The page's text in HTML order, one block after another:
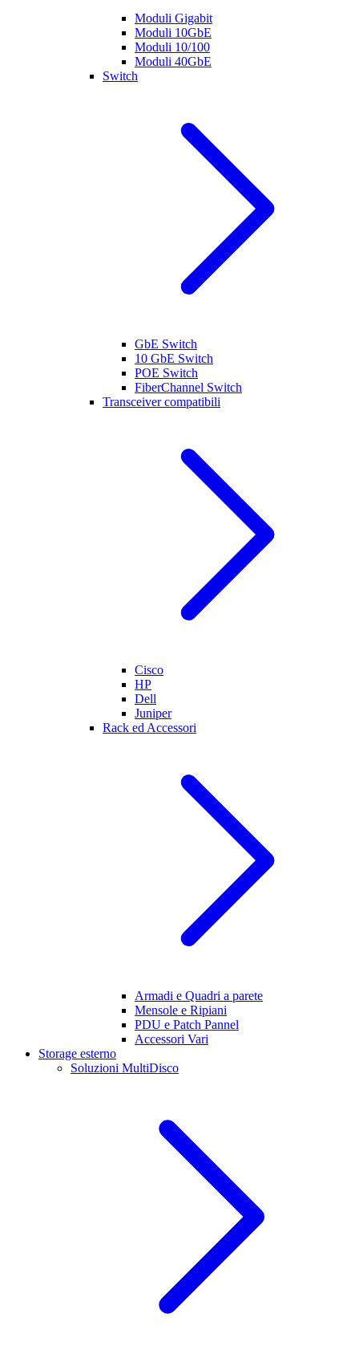
Moduli Gigabit
Moduli 10GbE
Moduli 10/100
Moduli 40GbE
Switch
GbE Switch
10 GbE Switch
POE Switch
FiberChannel Switch
Transceiver compatibili
Cisco
HP
Dell
Juniper
Rack ed Accessori
Armadi e Quadri a parete
Mensole e Ripiani
PDU e Patch Pannel
Accessori Vari
Storage esterno
Soluzioni MultiDisco